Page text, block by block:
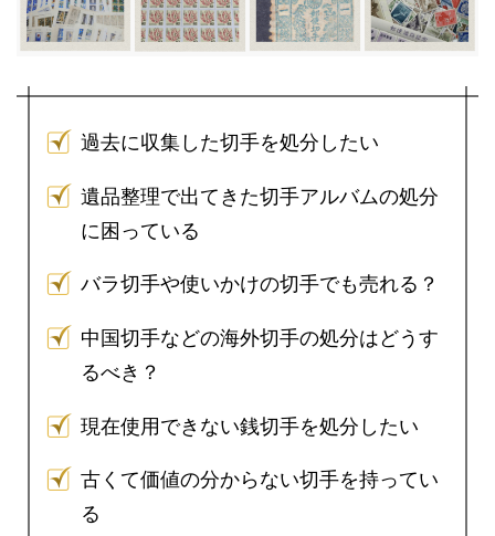
過去に収集した切手を処分したい
遺品整理で出てきた切手アルバムの処分
に困っている
バラ切手や使いかけの切手でも売れる？
中国切手などの海外切手の処分はどうす
るべき？
現在使用できない銭切手を処分したい
古くて価値の分からない切手を持ってい
る